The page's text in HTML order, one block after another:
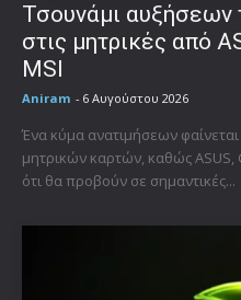
Τσουνάμι αυξήσεων
στις μητρικές από
MSI
Aniram - 6 Αυγούστου 2026
Ένα κύμα ανατιμήσεων
μητρικών καρτών, καθώς ASUS,
ότι θα προβούν σε σημαντικές...